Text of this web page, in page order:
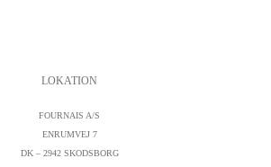
LOKATION
FOURNAIS A/S
ENRUMVEJ 7
DK – 2942 SKODSBORG